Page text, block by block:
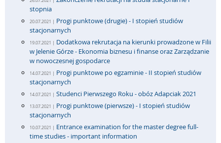
stopnia
20.07.2021 | Progi punktowe (drugie) - I stopień studiów
stacjonarnych
19.07.2021 | Dodatkowa rekrutacja na kierunki prowadzone w Filii
w Jelenie Górze - Ekonomia biznesu i finanse oraz Zarządzanie
w nowoczesnej gospodarce
14.07.2021 | Progi punktowe po egzaminie - II stopień studiów
stacjonarnych
14.07.2021 | Studenci Pierwszego Roku - obóz Adapciak 2021
13.07.2021 | Progi punktowe (pierwsze) - I stopień studiów
stacjonarnych
10.07.2021 | Entrance examination for the master degree full-
time studies - important information